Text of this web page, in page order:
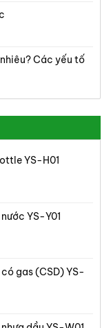
Các yếu tố
YS-H01
YS-Y01
gas (CSD) YS-